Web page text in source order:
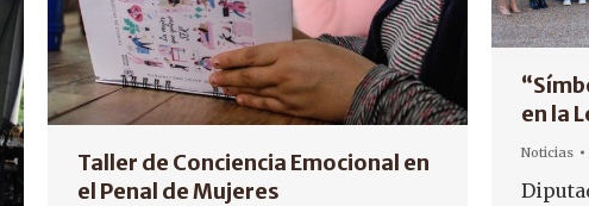
en la
Noticias
Taller de Conciencia Emocional en
el Penal de Mujeres